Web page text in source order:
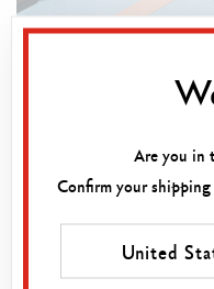
À
Are you in
Confirm your
United